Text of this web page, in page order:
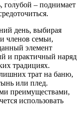
голубой – поднимает
день, выбирая
членов семьи,
элемент
и практичный наряд
традициях.
трат на баню,
или плед.
преимуществами,
использовать